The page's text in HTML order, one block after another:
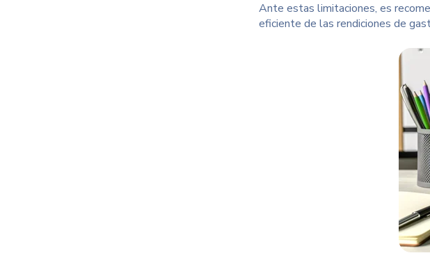
Ante estas limitaciones, es
eficiente de las rendiciones de